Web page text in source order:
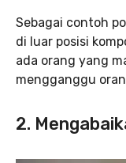
Sebagai contoh
di luar posisi
ada orang yang
mengganggu
2.